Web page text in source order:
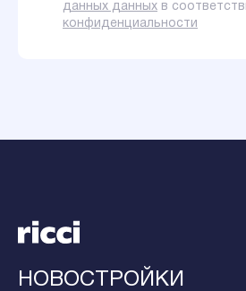
данных данных в
конфиденциальности
НОВОСТРОЙКИ